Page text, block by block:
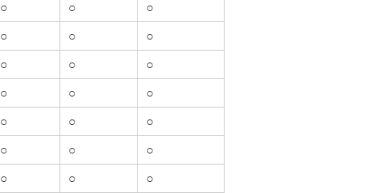
○ ○ ○
○ ○ ○
○ ○ ○
○ ○ ○
○ ○ ○
○ ○ ○
○ ○ ○